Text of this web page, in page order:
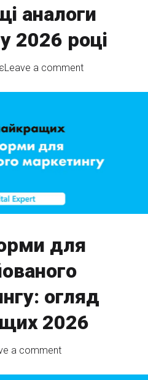
аналоги
2026 році
Leave a comment
для
огляд
2026
a comment